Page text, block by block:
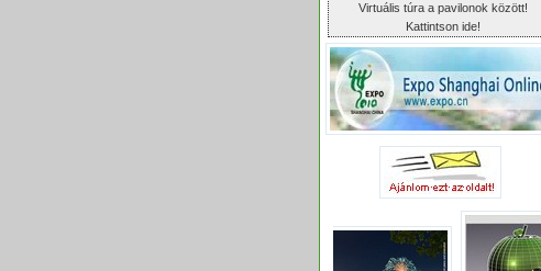
Virtuális túra a pavilonok között!
Kattintson ide!